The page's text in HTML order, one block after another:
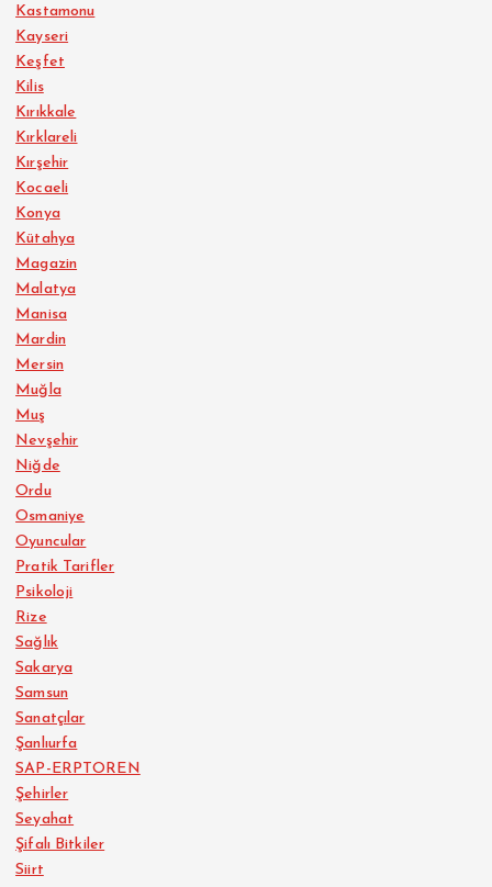
Kastamonu
Kayseri
Keşfet
Kilis
Kırıkkale
Kırklareli
Kırşehir
Kocaeli
Konya
Kütahya
Magazin
Malatya
Manisa
Mardin
Mersin
Muğla
Muş
Nevşehir
Niğde
Ordu
Osmaniye
Oyuncular
Pratik Tarifler
Psikoloji
Rize
Sağlık
Sakarya
Samsun
Sanatçılar
Şanlıurfa
SAP-ERPTOREN
Şehirler
Seyahat
Şifalı Bitkiler
Siirt